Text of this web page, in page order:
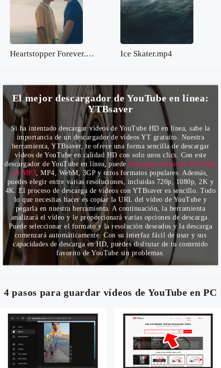
Heartstopper Forever.mp4 Ice Skater.mp4
El mejor descargador de YouTube en línea:
YTBsaver
Si ha intentado descargar videos de YouTube HD en línea, sabe la
importancia de un descargador de videos YT gratuito. Nuestra
herramienta, YTBsaver, te ofrece una forma sencilla de descargar
vídeos de YouTube en calidad HD con solo unos clics. Con este
descargador de YouTube en línea, puededescargar videos de YouTube
en MP3 , MP4, WebM, 3GP y otros formatos populares. Además,
puedes elegir entre varias resoluciones, incluidas 720p, 1080p, 2K y
4K. El proceso de descarga de vídeos con YTBsaver es sencillo. Todo
lo que necesitas hacer es copiar la URL del vídeo de YouTube y
pegarla en nuestra herramienta. A continuación, la herramienta
analizará el vídeo y le proporcionará varias opciones de descarga.
Puede seleccionar el formato y la resolución deseados y la descarga
comenzará automáticamente. Con su interfaz fácil de usar y sus
capacidades de descarga en HD, puedes disfrutar de tu contenido
favorito de YouTube sin problemas.
4 pasos para guardar vídeos de YouTube en PC